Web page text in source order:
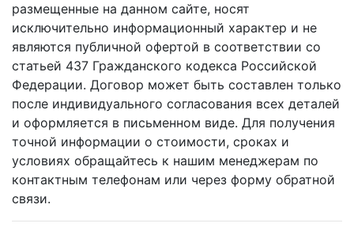
размещенные на данном сайте, носят
исключительно информационный характер и не
являются публичной офертой в соответствии со
статьей 437 Гражданского кодекса Российской
Федерации. Договор может быть составлен только
после индивидуального согласования всех деталей
и оформляется в письменном виде. Для получения
точной информации о стоимости, сроках и
условиях обращайтесь к нашим менеджерам по
контактным телефонам или через форму обратной
связи.